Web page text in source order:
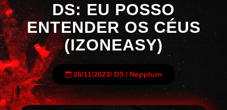
DS: EU POSSO
ENTENDER OS CÉUS
(IZONEASY)
26/11/2023/ DS/ Neppturn